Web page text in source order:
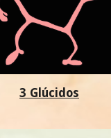
3 Glúcidos